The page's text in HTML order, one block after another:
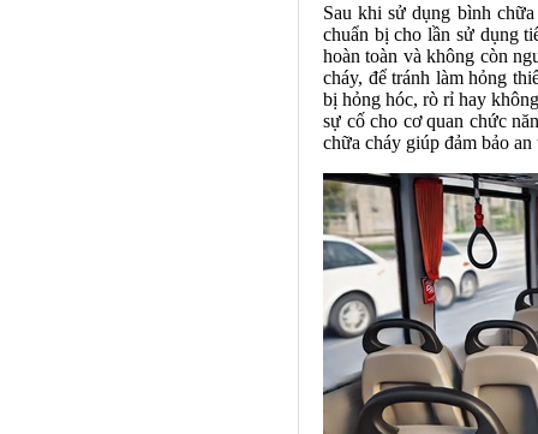
Sau khi sử dụng bình
chuẩn bị cho lần sử dụng
hoàn toàn và không còn
cháy, để tránh làm hỏng
bị hỏng hóc, rò rỉ hay
sự cố cho cơ quan chức
chữa cháy giúp đảm bảo